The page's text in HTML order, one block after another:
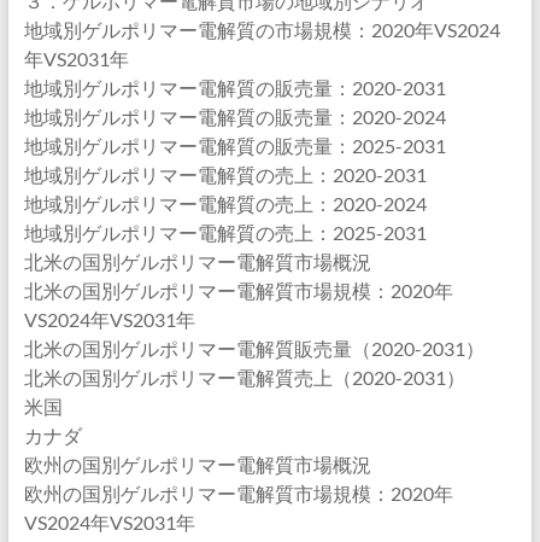
地域別ゲルポリマー電解質の市場規模：2020年VS2024
年VS2031年
地域別ゲルポリマー電解質の販売量：2020-2031
地域別ゲルポリマー電解質の販売量：2020-2024
地域別ゲルポリマー電解質の販売量：2025-2031
地域別ゲルポリマー電解質の売上：2020-2031
地域別ゲルポリマー電解質の売上：2020-2024
地域別ゲルポリマー電解質の売上：2025-2031
北米の国別ゲルポリマー電解質市場概況
北米の国別ゲルポリマー電解質市場規模：2020年
VS2024年VS2031年
北米の国別ゲルポリマー電解質販売量（2020-2031）
北米の国別ゲルポリマー電解質売上（2020-2031）
米国
カナダ
欧州の国別ゲルポリマー電解質市場概況
欧州の国別ゲルポリマー電解質市場規模：2020年
VS2024年VS2031年